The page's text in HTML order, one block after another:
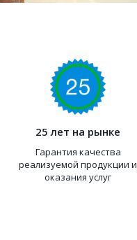
25 лет на рынке
Гарантия качества
реализуемой продукции и
оказания услуг